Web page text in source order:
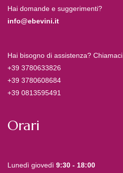
Hai domande e suggerimenti?
info@ebevini.it
Hai bisogno di assistenza? Chiamaci.
+39 3780633826
+39 3780608684
+39 0813595491
Orari
Lunedì giovedì 9:30 - 18:00